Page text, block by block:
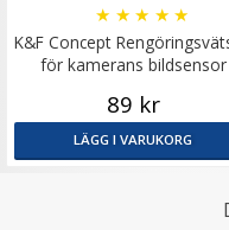
K&F Concept
för kamerans bildsensor
★ ★ ★ ★ ★
89 kr
LÄGG I VARUKORG